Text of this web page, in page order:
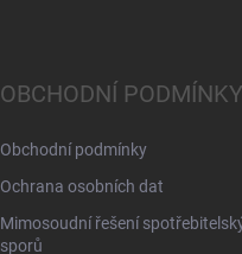
OBCHODNÍ PODMÍNKY
Obchodní podmínky
Ochrana osobních dat
Mimosoudní řešení
sporů